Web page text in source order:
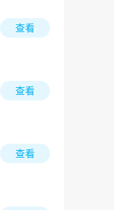
查看
查看
查看